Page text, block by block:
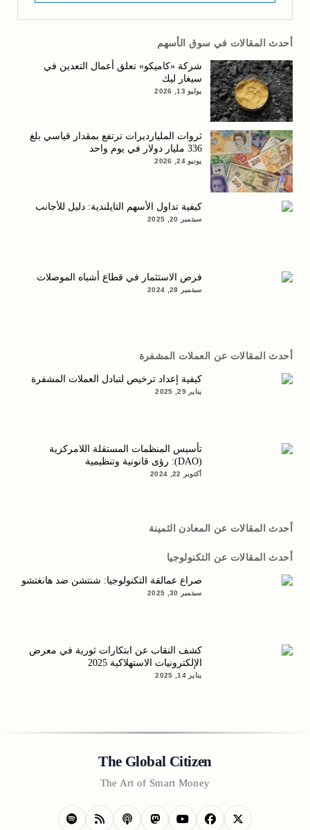
أحدث المقالات في سوق الأسهم
شركة «كاميكو» تعلق أعمال التعدين في
سيغار ليك
يوليو 13, 2026
ثروات المليارديرات ترتفع بمقدار قياسي بلغ
336 مليار دولار في يوم واحد
يونيو 24, 2026
كيفية تداول الأسهم التايلندية: دليل للأجانب
سبتمبر 20, 2025
فرص الاستثمار في قطاع أشباه الموصلات
سبتمبر 28, 2024
أحدث المقالات عن العملات المشفرة
كيفية إعداد ترخيص لتبادل العملات المشفرة
يناير 29, 2025
تأسيس المنظمات المستقلة اللامركزية
(DAO): رؤى قانونية وتنظيمية
أكتوبر 22, 2024
أحدث المقالات عن المعادن الثمينة
أحدث المقالات عن التكنولوجيا
صراع عمالقة التكنولوجيا: شنتشن ضد هانغتشو
سبتمبر 30, 2025
كشف النقاب عن ابتكارات ثورية في معرض
الإلكترونيات الاستهلاكية 2025
يناير 14, 2025
The Global Citizen
The Art of Smart Money